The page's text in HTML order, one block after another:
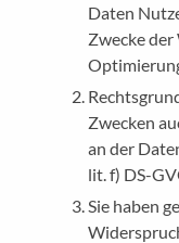
Daten
Zwecke
Zwecken
an der
lit. f) DS-
Sie haben